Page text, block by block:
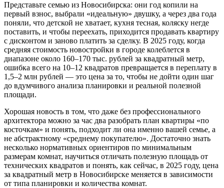
Представьте семью из Новосибирска: они год копили на
первый взнос, выбрали «идеальную» двушку, а через два года
поняли, что детской не хватает, кухня тесная, коляску негде
поставить, и чтобы переехать, приходится продавать квартиру
с дисконтом и заново платить за сделку. В 2025 году, когда
средняя стоимость новостройки в городе колеблется в
диапазоне около 160–170 тыс. рублей за квадратный метр,
ошибка всего на 10–12 квадратов превращается в переплату в
1,5–2 млн рублей — это цена за то, чтобы не дойти один шаг
до вдумчивого анализа планировки и реальной полезной
площади.
Хорошая новость в том, что даже без профессионального
архитектора можно за час два разобрать план квартиры «по
косточкам» и понять, подходит ли она именно вашей семье, а
не абстрактному «среднему покупателю». Достаточно знать
несколько нормативных ориентиров по минимальным
размерам комнат, научиться отличать полезную площадь от
технических квадратов и понять, как сейчас, в 2025 году, цена
за квадратный метр в Новосибирске меняется в зависимости
от типа планировки и количества комнат.